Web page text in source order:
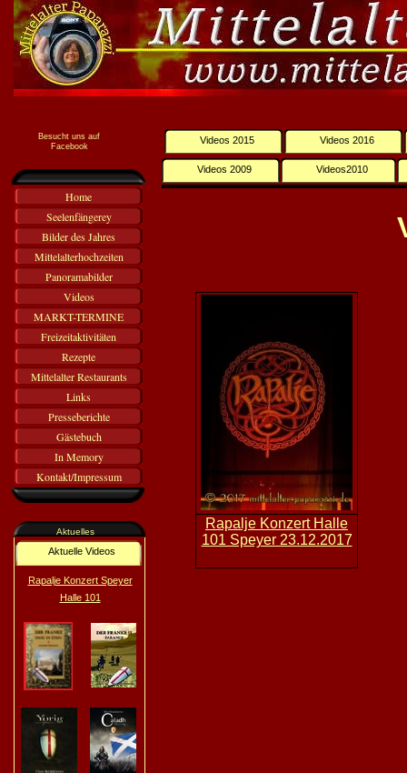
Rapalje Konzert Speyer
Halle 101
Aktuelles
Aktuelle Videos
Besucht uns auf
Facebook
Home
Seelenfängerey
Bilder des Jahres
Mittelalterhochzeiten
Panoramabilder
Videos
MARKT-TERMINE
Freizeitaktivitäten
Rezepte
Mittelalter Restaurants
Links
Presseberichte
Gästebuch
In Memory
Kontakt/Impressum
Videos 2009 Videos2010
Rapalje Konzert Halle
101 Speyer 23.12.2017
Videos 2015 Videos 2016